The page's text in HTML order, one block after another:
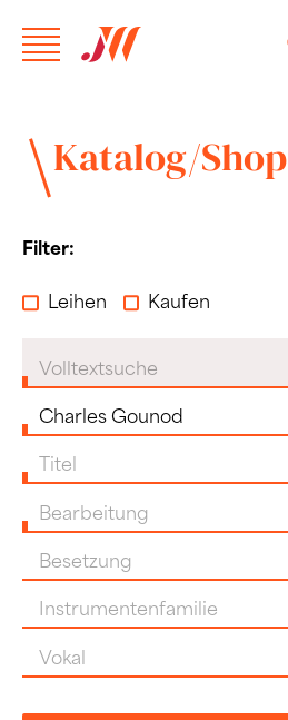
Katalog/Shop
Filter:
Leihen Kaufen